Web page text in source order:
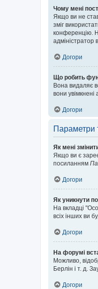
Чому мені
Якщо ви не
зміг
конференцію.
адміністратор
Догори
Що робить
Вона видаляє
вони
Догори
Параметри
Як мені
Якщо ви є
посиланням
Догори
Як уникнути
На вкладці
всіх інших ви
Догори
На форумі
Можливо,
Берлін і т. д.
Догори